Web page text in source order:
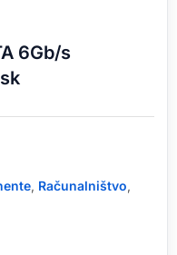
6Gb/s
, Računalništvo,